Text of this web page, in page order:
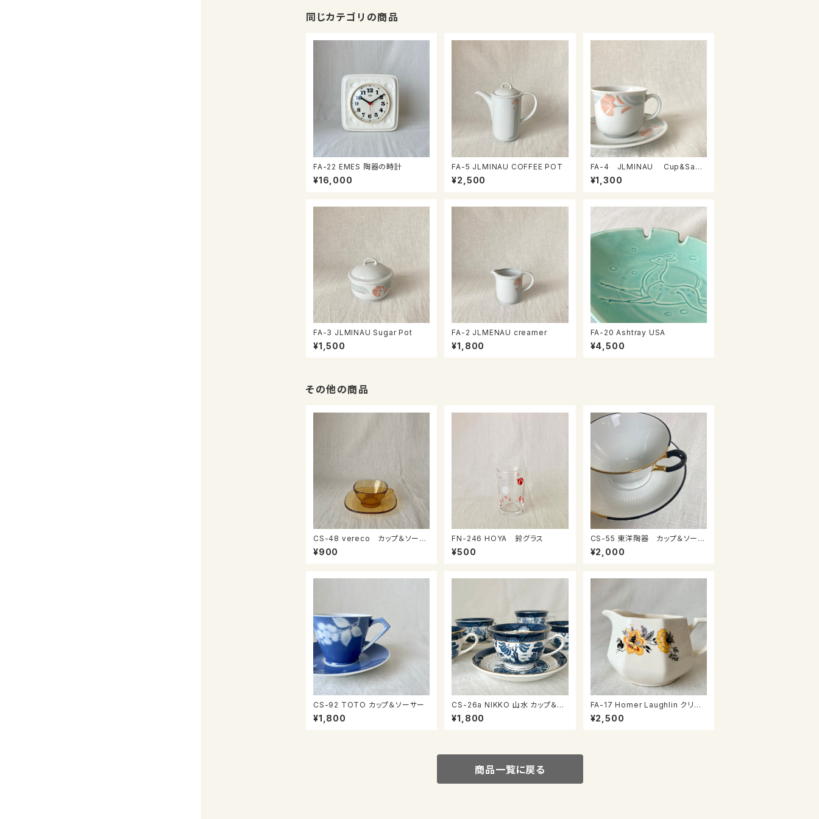
同じカテゴリの商品
FA-22 EMES 陶器の時計
¥16,000
FA-5 JLMINAU COFFEE POT
¥2,500
FA-4 JLMINAU Cup&Sauc
er
¥1,300
FA-3 JLMINAU Sugar Pot
¥1,500
FA-2 JLMENAU creamer
¥1,800
FA-20 Ashtray USA
¥4,500
その他の商品
CS-48 vereco カップ＆ソーサ
ー
¥900
FN-246 HOYA 鈴グラス
¥500
CS-55 東洋陶器 カップ＆ソーサ
ー
¥2,000
CS-92 TOTO カップ＆ソーサー
¥1,800
CS-26a NIKKO 山水 カップ＆ソ
ーサー
¥1,800
FA-17 Homer Laughlin クリー
マー
¥2,500
商品一覧に戻る